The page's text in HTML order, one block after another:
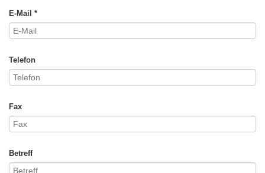
E-Mail *
Telefon
Fax
Betreff